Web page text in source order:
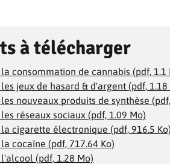
à télécharger
consommation de cannabis (pdf, 1.1
jeux de hasard & d'argent (pdf, 1.18
nouveaux produits de synthèse
réseaux sociaux (pdf, 1.09 Mo)
cigarette électronique (pdf, 916.5 Ko)
cocaïne (pdf, 717.64 Ko)
(pdf, 1.28 Mo)